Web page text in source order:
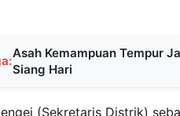
Asah Kemampuan Tempur
Siang Hari
(Sekretaris Distrik)